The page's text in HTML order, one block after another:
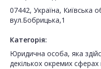
07442, Україна, Київська
вул.Бобрицька,1
Категорія:
Юридична особа, яка
декількох окремих